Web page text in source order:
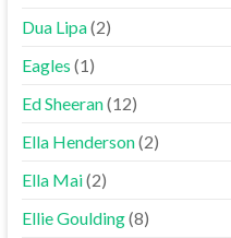
Dua Lipa(2)
Eagles (1)
Ed Sheeran(12)
Ella Henderson(2)
Ella Mai(2)
Ellie Goulding(8)